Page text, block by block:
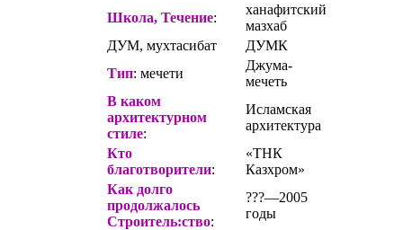
Школа, Течение:
ханафитский
мазхаб
ДУМ, мухтасибат
ДУМК
Тип: мечети
Джума-
мечеть
В каком
архитектурном
стиле:
Исламская
архитектура
Кто
благотворители:
«ТНК
Казхром»
Как долго
продолжалось
Строитель:ство:
???—2005
годы